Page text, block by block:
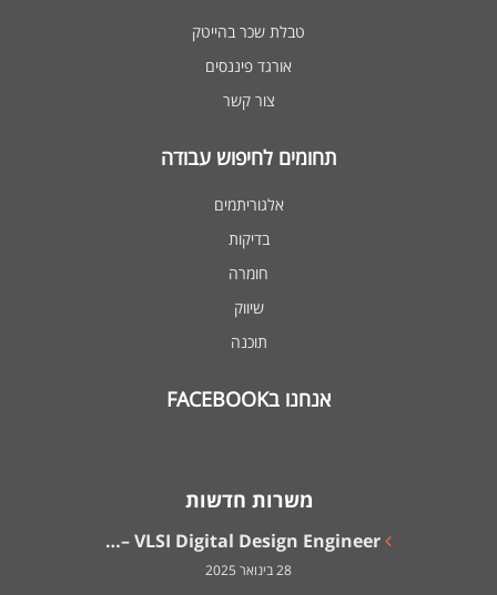
טבלת שכר בהייטק
אורגד פיננסים
צור קשר
תחומים לחיפוש עבודה
אלגוריתמים
בדיקות
חומרה
שיווק
תוכנה
אנחנו בFACEBOOK
משרות חדשות
VLSI Digital Design Engineer –…
28 בינואר 2025